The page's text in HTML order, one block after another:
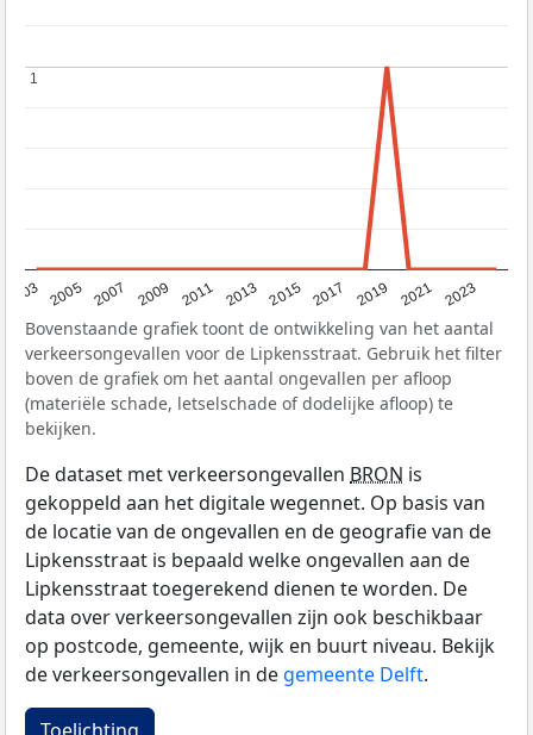
2003 2005 2007 2009 2011 2013 2015 2017 2019 2021 2023
1
1
Bovenstaande grafiek toont de ontwikkeling van het aantal
verkeersongevallen voor de Lipkensstraat. Gebruik het filter
boven de grafiek om het aantal ongevallen per afloop
(materiële schade, letselschade of dodelijke afloop) te
bekijken.
De dataset met verkeersongevallen BRON is
gekoppeld aan het digitale wegennet. Op basis van
de locatie van de ongevallen en de geografie van de
Lipkensstraat is bepaald welke ongevallen aan de
Lipkensstraat toegerekend dienen te worden. De
data over verkeersongevallen zijn ook beschikbaar
op postcode, gemeente, wijk en buurt niveau. Bekijk
de verkeersongevallen in de gemeente Delft.